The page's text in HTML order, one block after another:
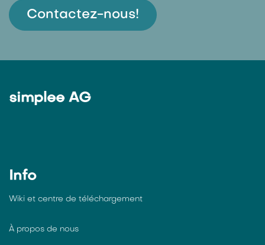
Contactez-nous!
simplee AG
Info
Wiki et centre de téléchargement
À propos de nous